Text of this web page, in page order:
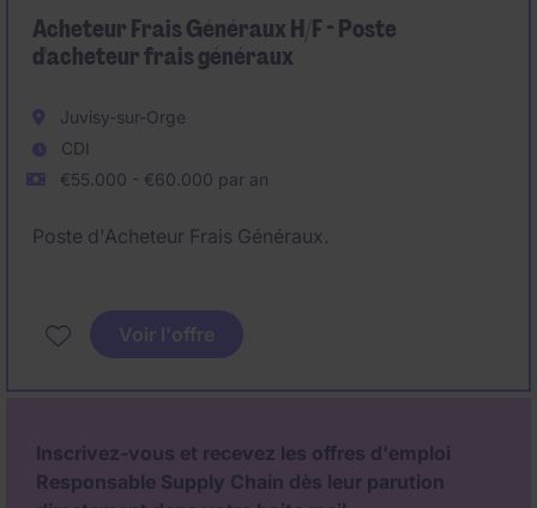
Acheteur Frais Généraux H/F - Poste
d'acheteur frais généraux
Juvisy-sur-Orge
CDI
€55.000 - €60.000 par an
Poste d'Acheteur Frais Généraux.
Voir l'offre
Inscrivez-vous et recevez les offres d'emploi
Responsable Supply Chain dès leur parution